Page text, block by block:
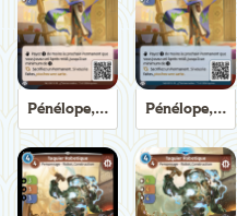
Pénélope, Tisseuse Éternelle Pénélope, Tisseuse Éternelle